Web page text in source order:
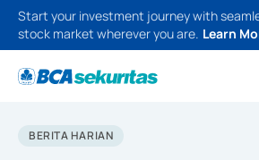
Start your investment journey with
stock market wherever you are. Learn
BERITA HARIAN